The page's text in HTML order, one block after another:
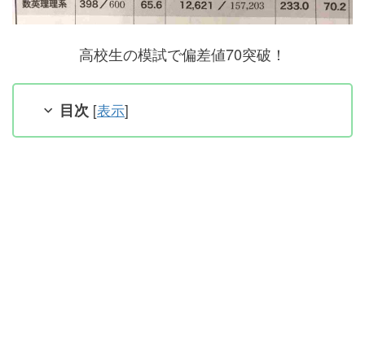
高校生の模試で偏差値70突破！
目次 [表示]